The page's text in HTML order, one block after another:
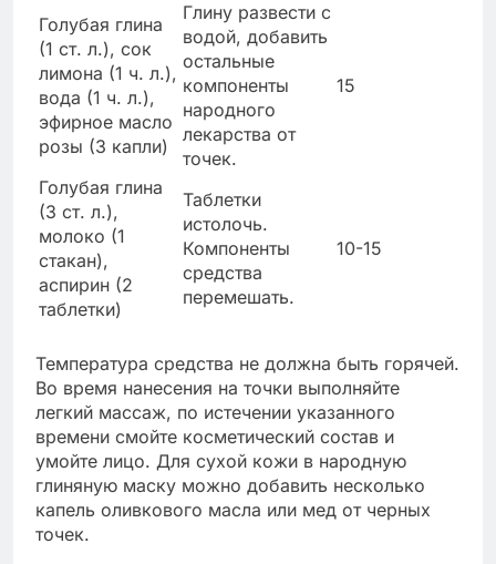
Голубая глина
(1 ст. л.), сок
лимона (1 ч. л.),
вода (1 ч. л.),
эфирное масло
розы (3 капли)
Глину развести с
водой, добавить
остальные
компоненты
народного
лекарства от
точек.
15
Голубая глина
(3 ст. л.),
молоко (1
стакан),
аспирин (2
таблетки)
Таблетки
истолочь.
Компоненты
средства
перемешать.
10-15
Температура средства не должна быть горячей.
Во время нанесения на точки выполняйте
легкий массаж, по истечении указанного
времени смойте косметический состав и
умойте лицо. Для сухой кожи в народную
глиняную маску можно добавить несколько
капель оливкового масла или мед от черных
точек.